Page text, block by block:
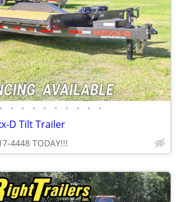
• • • • • • • • • •
D Tilt Trailer
4448 TODAY!!!